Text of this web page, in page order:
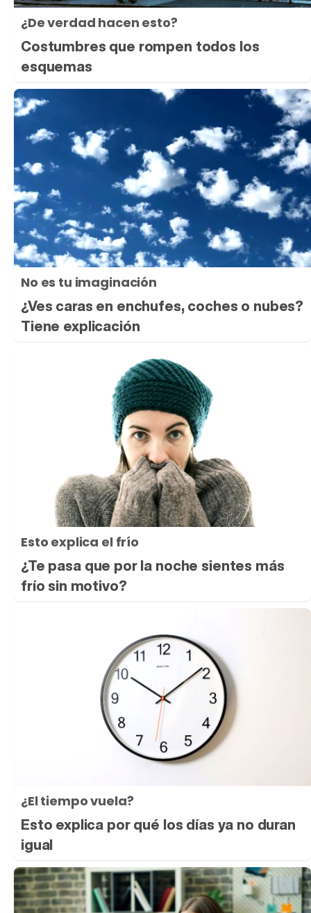
¿De verdad hacen esto?
Costumbres que rompen todos los
esquemas
No es tu imaginación
¿Ves caras en enchufes, coches o nubes?
Tiene explicación
Esto explica el frío
¿Te pasa que por la noche sientes más
frío sin motivo?
¿El tiempo vuela?
Esto explica por qué los días ya no duran
igual